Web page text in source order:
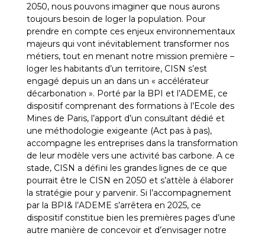
2050, nous pouvons imaginer que nous aurons
toujours besoin de loger la population. Pour
prendre en compte ces enjeux environnementaux
majeurs qui vont inévitablement transformer nos
métiers, tout en menant notre mission première –
loger les habitants d’un territoire, CISN s’est
engagé depuis un an dans un « accélérateur
décarbonation ». Porté par la BPI et l’ADEME, ce
dispositif comprenant des formations à l’Ecole des
Mines de Paris, l’apport d’un consultant dédié et
une méthodologie exigeante (Act pas à pas),
accompagne les entreprises dans la transformation
de leur modèle vers une activité bas carbone. A ce
stade, CISN a défini les grandes lignes de ce que
pourrait être le CISN en 2050 et s’attèle à élaborer
la stratégie pour y parvenir. Si l’accompagnement
par la BPI& l’ADEME s’arrêtera en 2025, ce
dispositif constitue bien les premières pages d’une
autre manière de concevoir et d’envisager notre